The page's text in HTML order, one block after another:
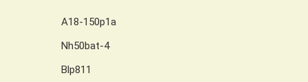
A18-150p1a
Nh50bat-4
Blp811